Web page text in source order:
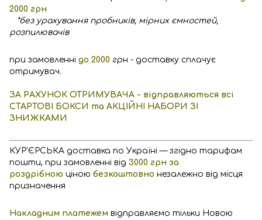
2000 грн
*без урахування пробників, мірних ємностей,
розпилювачів
при замовленні до 2000 грн - доставку сплачує
отримувач.
ЗА РАХУНОК ОТРИМУВАЧА - відправляються всі
СТАРТОВІ БОКСИ та АКЦІЙНІ НАБОРИ ЗІ
ЗНИЖКАМИ
КУР'ЄРСЬКА доставка по Україні — згідно тарифам
пошти, при замовленні від 3000 грн за
роздрібною ціною безкоштовно незалежно від місця
призначення
Накладним платежем відправляємо тільки Новою